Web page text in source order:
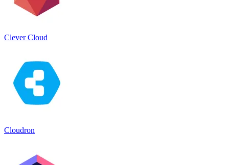
Clever Cloud
Cloudron